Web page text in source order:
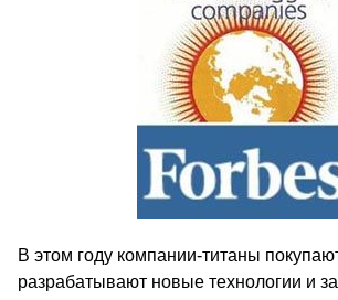
В этом году компании-титаны
разрабатывают новые технологии и